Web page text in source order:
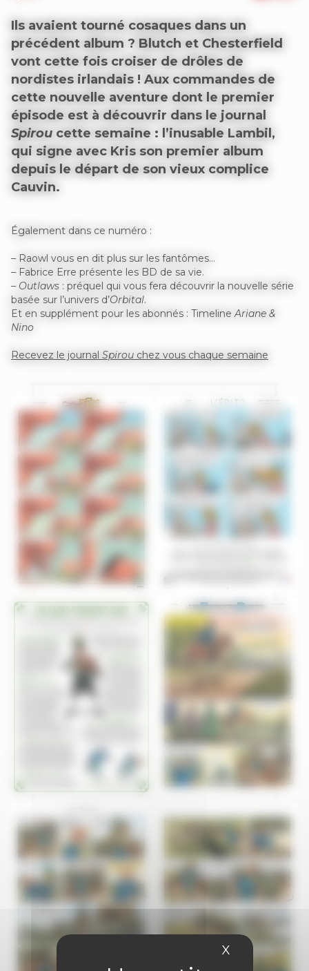
X Masquer le
Ils avaient tourné cosaques dans un
précédent album ? Blutch et Chesterfield
vont cette fois croiser de drôles de
nordistes irlandais ! Aux commandes de
cette nouvelle aventure dont le premier
épisode est à découvrir dans le journal
Spirou cette semaine : l’inusable Lambil,
qui signe avec Kris son premier album
depuis le départ de son vieux complice
Cauvin.
Également dans ce numéro :
– Raowl vous en dit plus sur les fantômes…
– Fabrice Erre présente les BD de sa vie.
– Outlaws : préquel qui vous fera découvrir la nouvelle série
basée sur l’univers d’Orbital.
Et en supplément pour les abonnés : TimelineAriane &
Nino
Recevez le journal Spirou chez vous chaque semaine